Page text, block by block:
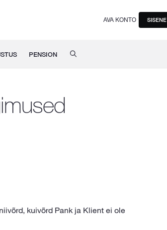
AVA KONTO SISENE
PENSION
kuivõrd Pank ja Klient ei ole